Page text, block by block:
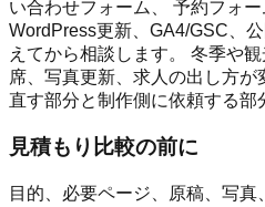
い合わせフォーム、 予約フォー
WordPress更新、GA4/GSC、
えてから相談します。 冬季や
席、写真更新、求人の出し方
直す部分と制作側に依頼する部
見積もり比較の前に
目的、必要ページ、原稿、写